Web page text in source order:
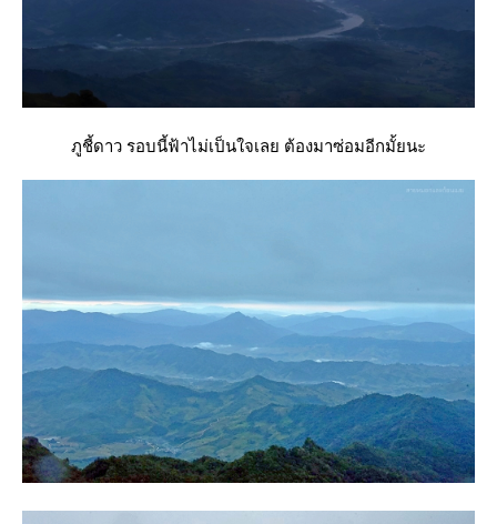
ภูชี้ดาว รอบนี้ฟ้าไม่เป็นใจเลย ต้องมาซ่อมอีกมั้ยนะ